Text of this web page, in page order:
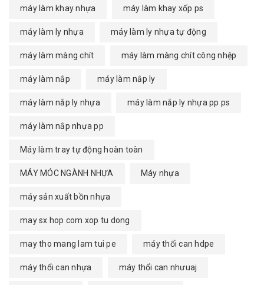
máy làm khay nhựa máy làm khay xốp ps
máy làm ly nhựa máy làm ly nhựa tự động
máy làm màng chít máy làm màng chít công nhệp
máy làm nắp máy làm nắp ly
máy làm nắp ly nhựa máy làm nắp ly nhựa pp ps
máy làm nắp nhựa pp
Máy làm tray tự động hoàn toàn
MÁY MÓC NGÀNH NHỰA Máy nhựa
máy sản xuất bồn nhựa
may sx hop com xop tu dong
may tho mang lam tui pe máy thổi can hdpe
máy thổi can nhựa máy thổi can nhưuaj